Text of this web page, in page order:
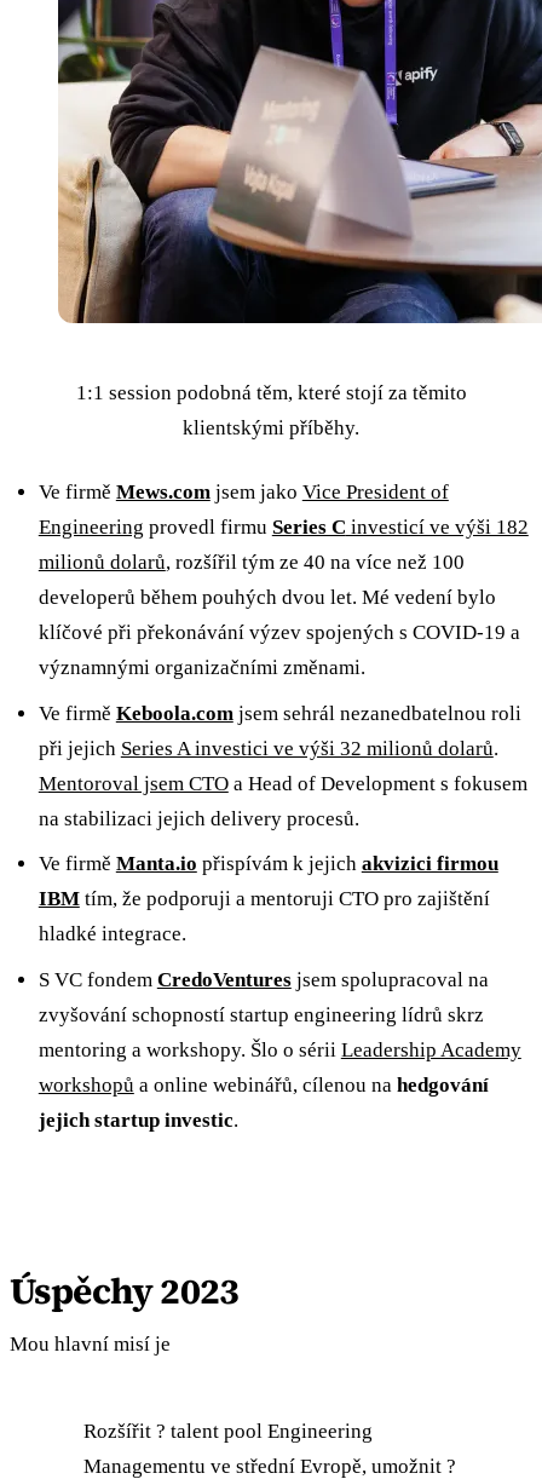
1:1 session podobná těm, které stojí za těmito
klientskými příběhy.
Ve firmě Mews.comjsem jako Vice President of
Engineering provedl firmu Series C investicí ve výši 182
milionů dolarů, rozšířil tým ze 40 na více než 100
developerů během pouhých dvou let. Mé vedení bylo
klíčové při překonávání výzev spojených s COVID-19 a
významnými organizačními změnami.
Ve firmě Keboola.comjsem sehrál nezanedbatelnou roli
při jejich Series A investici ve výši 32 milionů dolarů.
Mentoroval jsem CTOa Head of Development s fokusem
na stabilizaci jejich delivery procesů.
Ve firmě Manta.io přispívám k jejich akvizici firmou
IBMtím, že podporuji a mentoruji CTO pro zajištění
hladké integrace.
S VC fondem CredoVenturesjsem spolupracoval na
zvyšování schopností startup engineering lídrů skrz
mentoring a workshopy. Šlo o sérii Leadership Academy
workshopů a online webinářů, cílenou na hedgování
jejich startup investic.
Úspěchy 2023
Mou hlavní misí je
Rozšířit ? talent pool Engineering
Managementu ve střední Evropě, umožnit ?